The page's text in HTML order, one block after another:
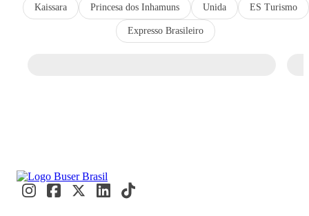
Kaissara Princesa dos Inhamuns Unida ES Turismo
Expresso Brasileiro